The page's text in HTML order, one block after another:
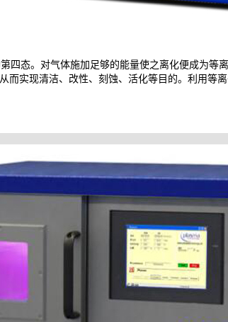
四态。对气体施加足够的能量使之离化便成为等
实现清洁、改性、刻蚀、活化等目的。利用等